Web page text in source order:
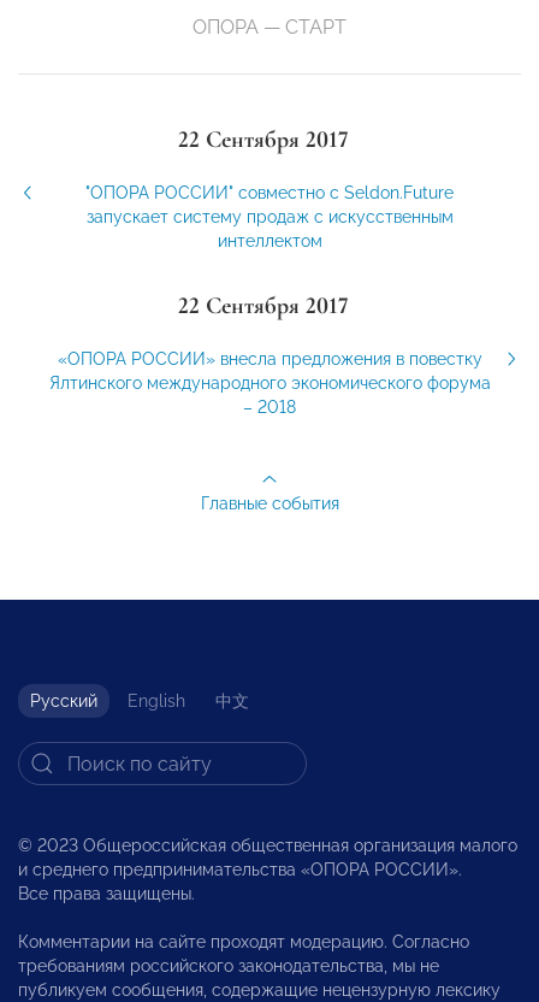
ОПОРА — СТАРТ
22 Сентября 2017
"ОПОРА РОССИИ" совместно с Seldon.Future
запускает систему продаж с искусственным
интеллектом
22 Сентября 2017
«ОПОРА РОССИИ» внесла предложения в повестку
Ялтинского международного экономического форума
– 2018
Главные события
Русский English 中文
© 2023 Общероссийская общественная организация малого
и среднего предпринимательства «ОПОРА РОССИИ».
Все права защищены.
Комментарии на сайте проходят модерацию. Согласно
требованиям российского законодательства, мы не
публикуем сообщения, содержащие нецензурную лексику